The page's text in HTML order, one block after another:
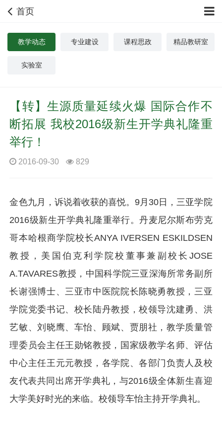
首页
教学动态 专业建设 课程思政 精品教研室
实验室
【转】生源质量延续火爆 国际合作不
断拓展 我校2016级新生开学典礼隆重
举行！
2016-09-30 829
金色九月，诉说着收获的喜悦。9月30日，三亚学院
2016级新生开学典礼隆重举行。丹麦尼尔斯布劳克
哥本哈根商学院校长ANYA IVERSEN ESKILDSEN
教授，美国伯克利学院校董事兼副校长JOSE
A.TAVARES教授，中国科学院三亚深海所常务副所
长谢强博士、三亚市中医院院长陈晓勇教授，三亚
学院党委书记、校长陆丹教授，校领导沈建勇、洪
艺敏、刘晓鹰、车怡、顾斌、贾朋社，教学质量管
理委员会主任王勋铭教授，国家级教学名师、评估
中心主任王元元教授，各学院、各部门负责人及校
友代表共同出席开学典礼，与2016级全体新生喜迎
大学美好时光的来临。校领导车怡主持开学典礼。